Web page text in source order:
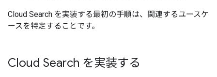
Cloud Search を実装する最初の手順は、関連するユースケ
ースを特定することです。
Cloud Search を実装する